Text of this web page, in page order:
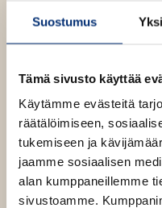
Suostumus
Tämä sivusto käyttää
Käytämme evästeitä
räätälöimiseen,
tukemiseen ja
jaamme sosiaalisen
alan kumppaneillemme
sivustoamme.
l
i
e
h
t
e
e
n
l
n
s